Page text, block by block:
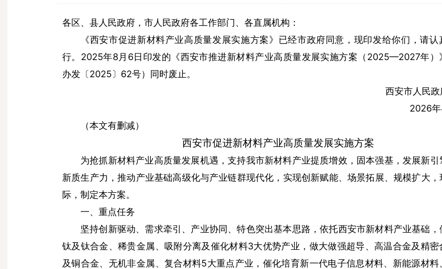
各区、县人民政府，市人民政府各工作部门、各直属机构：
《西安市促进新材料产业高质量发展实施方案》已经市政府同意，现印发给你们，请认
行。2025年8月6日印发的《西安市推进新材料产业高质量发展实施方案（2025—2027年）
办发〔2025〕62号）同时废止。
西安市人民
2026
（本文有删减）
西安市促进新材料产业高质量发展实施方案
为抢抓新材料产业高质量发展机遇，支持我市新材料产业提质增效，固本强基，发展新引
新质生产力，推动产业基础高级化与产业链群现代化，实现创新赋能、场景拓展、规模扩大，
际，制定本方案。
一、重点任务
坚持创新驱动、需求牵引、产业协同、特色突出基本思路，依托西安市新材料产业基础，
钛及钛合金、稀贵金属、吸附分离及催化材料3大优势产业，做大做强超导、高温合金及精密
及铜合金、无机非金属、复合材料5大重点产业，催化培育新一代电子信息材料、新能源材料